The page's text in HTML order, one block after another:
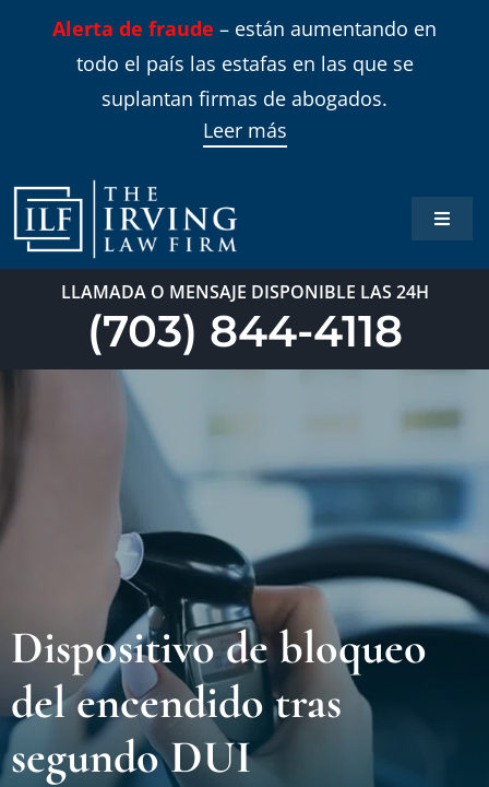
Alerta de fraude – están aumentando en
todo el país las estafas en las que se
suplantan firmas de abogados.
Leer más
Toggle
Inicio
LLAMADA O MENSAJE DISPONIBLE LAS 24H
(703) 844-4118
Dispositivo de bloqueo
del encendido tras
segundo DUI